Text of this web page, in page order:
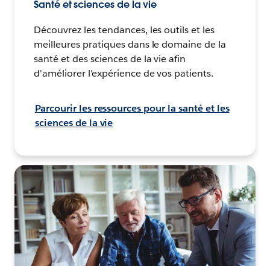
Santé et sciences de la vie
Découvrez les tendances, les outils et les
meilleures pratiques dans le domaine de la
santé et des sciences de la vie afin
d'améliorer l'expérience de vos patients.
Parcourir les ressources pour la santé et les
sciences de la vie